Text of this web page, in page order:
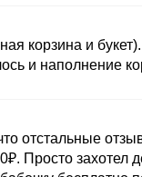
корзина и
и наполнение
отстальные
Просто